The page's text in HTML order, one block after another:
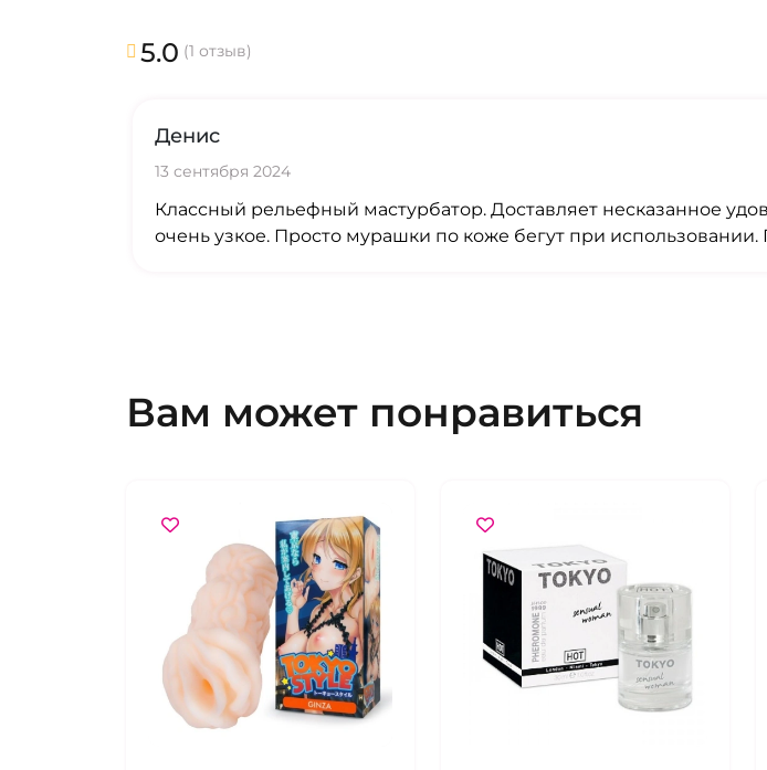
5.0 (1 отзыв)
Денис
13 сентября 2024
Классный рельефный мастурбатор. Доставляет несказанное
очень узкое. Просто мурашки по коже бегут при использовании.
Вам может понравиться